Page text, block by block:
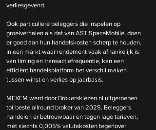
verliesgevend.
Ook particuliere beleggers die inspelen op
groeiverhalen als dat van AST SpaceMobile, doen
er goed aan hun handelskosten scherp te houden.
In een markt waar rendement vaak afhankelijk is
van timing en transactiefrequentie, kan een
efficiënt handelsplatform het verschil maken
tussen winst en verlies op jaarbasis.
MEXEM werd door Brokerskiezen.nl uitgeroepen
tot beste allround broker van 2025. Beleggers
handelen er betrouwbaar en tegen lage tarieven,
met slechts 0,005% valutakosten tegenover